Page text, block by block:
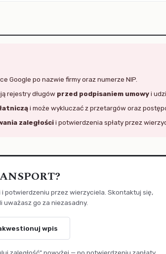
Google po nazwie firmy oraz numerze NIP.
rejestry długów przed podpisaniem umowyi
i może wykluczać z przetargów oraz
zaległościi potwierdzenia spłaty przez
potwierdzeniu przez wierzyciela. Skontaktuj się,
go za niezasadny.
wpis
zaległość" powyżej — po potwierdzeniu zapłaty